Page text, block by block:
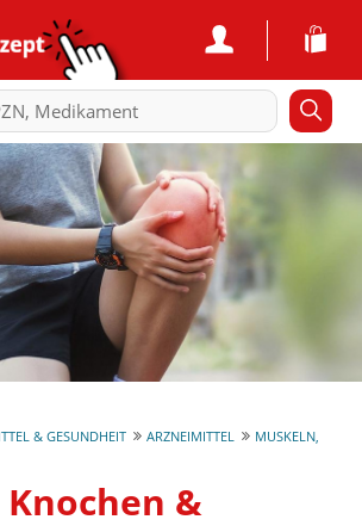
& GESUNDHEIT ARZNEIMITTEL
MUSKELN,
&